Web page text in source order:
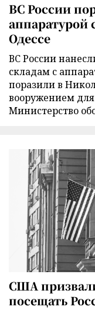
ВС России
аппаратурой
Одессе
ВС России
складам с
поразили в
вооружением
Министерство
США
посещать